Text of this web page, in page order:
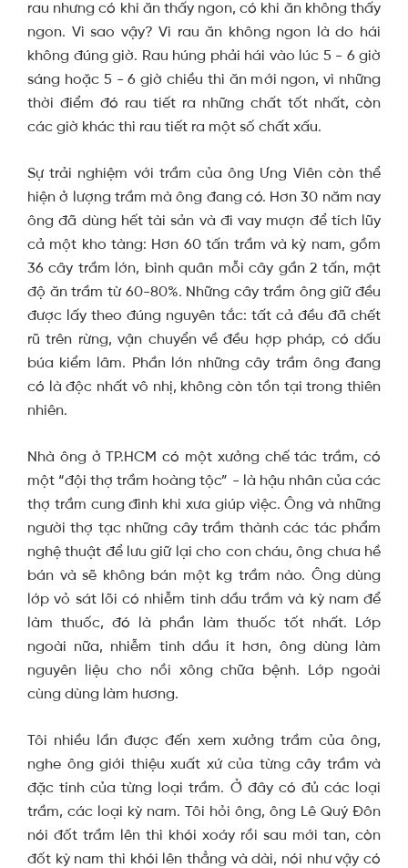
rau nhưng có khi ăn thấy ngon, có khi ăn không thấy
ngon. Vì sao vậy? Vì rau ăn không ngon là do hái
không đúng giờ. Rau húng phải hái vào lúc 5 - 6 giờ
sáng hoặc 5 - 6 giờ chiều thì ăn mới ngon, vì những
thời điểm đó rau tiết ra những chất tốt nhất, còn
các giờ khác thì rau tiết ra một số chất xấu.
Sự trải nghiệm với trầm của ông Ưng Viên còn thể
hiện ở lượng trầm mà ông đang có. Hơn 30 năm nay
ông đã dùng hết tài sản và đi vay mượn để tích lũy
cả một kho tàng: Hơn 60 tấn trầm và kỳ nam, gồm
36 cây trầm lớn, bình quân mỗi cây gần 2 tấn, mật
độ ăn trầm từ 60-80%. Những cây trầm ông giữ đều
được lấy theo đúng nguyên tắc: tất cả đều đã chết
rũ trên rừng, vận chuyển về đều hợp pháp, có dấu
búa kiểm lâm. Phần lớn những cây trầm ông đang
có là độc nhất vô nhị, không còn tồn tại trong thiên
nhiên.
Nhà ông ở TP.HCM có một xưởng chế tác trầm, có
một “đội thợ trầm hoàng tộc” - là hậu nhân của các
thợ trầm cung đình khi xưa giúp việc. Ông và những
người thợ tạc những cây trầm thành các tác phẩm
nghệ thuật để lưu giữ lại cho con cháu, ông chưa hề
bán và sẽ không bán một kg trầm nào. Ông dùng
lớp vỏ sát lõi có nhiễm tinh dầu trầm và kỳ nam để
làm thuốc, đó là phần làm thuốc tốt nhất. Lớp
ngoài nữa, nhiễm tinh dầu ít hơn, ông dùng làm
nguyên liệu cho nồi xông chữa bệnh. Lớp ngoài
cùng dùng làm hương.
Tôi nhiều lần được đến xem xưởng trầm của ông,
nghe ông giới thiệu xuất xứ của từng cây trầm và
đặc tính của từng loại trầm. Ở đây có đủ các loại
trầm, các loại kỳ nam. Tôi hỏi ông, ông Lê Quý Đôn
nói đốt trầm lên thì khói xoáy rồi sau mới tan, còn
đốt kỳ nam thì khói lên thẳng và dài, nói như vậy có